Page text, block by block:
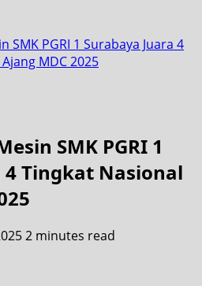
SMK PGRI 1 Surabaya Juara 4
MDC 2025
SMK PGRI 1
4 Tingkat Nasional
2 minutes read